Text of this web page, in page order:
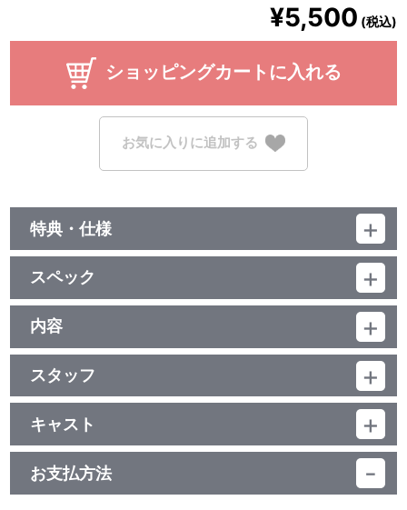
¥5,500 (税込)
ショッピングカートに入れる
お気に入りに追加する
特典・仕様
初回封入特典
アヤシくてＨな深小姫女王様ピンナップ、
エンディング曲などのＢＧＭを収録したサントラＣＤ
特典
８ページ解説書（関田監督インタビュー収録）
映像特典
立派な口寄屋になる方法①
＜出演：浅野真澄、田村ゆかり、杉田智和、関田修＞
スペック
品番：BCBA-1770
ジャンル：オリジナルアニメ
(本編25分+映像特典8分）／ﾄﾞﾙﾋﾞｰﾃﾞｼﾞﾀﾙ（5.1ch・ｽﾃﾚｵ）／片面
１層／ｽﾀﾝﾀﾞｰﾄﾞ
※映像特典の音声は、ﾄﾞﾙﾋﾞｰﾃﾞｼﾞﾀﾙ（ｽﾃﾚｵ）です。／カラー／確33
分／4巻
内容
制作年度：2004年
【1話収録】
■第1話「口寄屋」
口寄屋――死者の魂の言葉を聞き、伝えることを生業としている
者――。
崔樹深小姫もSMクラブで働くかたわら、口寄屋の世界で生きて
いた。そして、いつものように都の生活対策課に勤める惣一郎から
依頼が入る。内容はマンションに現れる母子の霊を浄化すること。
スタッフ
原作：奥瀬サキ・目黒三吉（角川書店「月刊少年エース」連載）／
監督：関田 修／シリーズ構成：金巻兼一／キャラクターデザイン：
小林明美／メカニックデザイン：宇佐美皓一／音響監督：髙橋秀雄
／音楽：根岸貴幸／音楽制作：イマジン／色彩設定：川上善美／美
術監督：西川淳一郎／撮影監督：荒川浩介／制作：ハルフィルムメ
ーカー／製作：バンダイビジュアル／脚本：金巻兼一／演出・絵コ
キャスト
崔樹深小姫：浅野真澄／柧武惣一郎：杉田智和／椚 アイ：田村ゆか
り／アイの姉：岡村明美／古賀：二又一成／芝田：小形 満／管理
人：斉藤瑞樹／舎弟：永野善一／ミツル：岸尾大輔 他
お支払方法